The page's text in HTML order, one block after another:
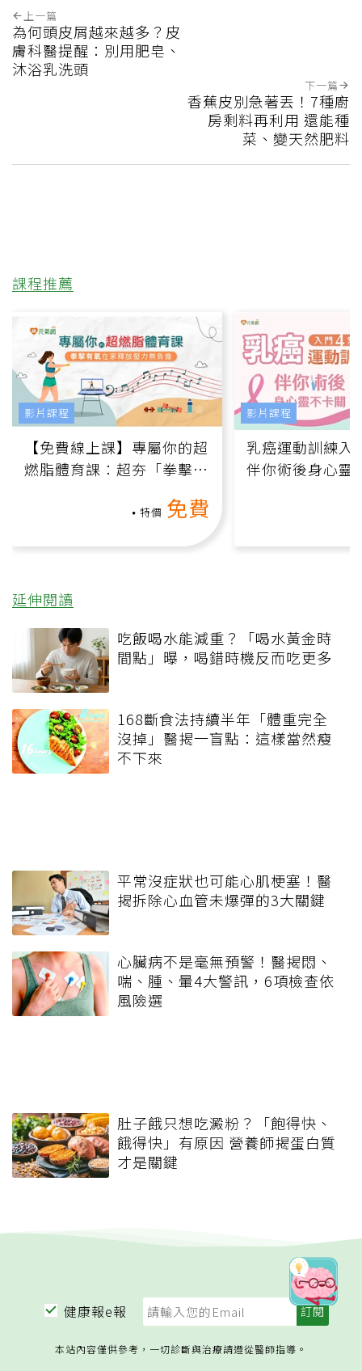
上一篇
為何頭皮屑越來越多？皮
膚科醫提醒：別用肥皂、
沐浴乳洗頭
下一篇
香蕉皮別急著丟！7種廚
房剩料再利用 還能種
菜、變天然肥料
課程推薦
【免費線上課】專屬你的超
燃脂體育課：超夯「拳擊有
特價 免費
影片課程
乳癌運動訓練入
伴你術後身心靈
影片課程
延伸閱讀
吃飯喝水能減重？「喝水黃金時
間點」曝，喝錯時機反而吃更多
168斷食法持續半年「體重完全
沒掉」醫揭一盲點：這樣當然瘦
不下來
平常沒症狀也可能心肌梗塞！醫
揭拆除心血管未爆彈的3大關鍵
心臟病不是毫無預警！醫揭悶、
喘、腫、暈4大警訊，6項檢查依
風險選
肚子餓只想吃澱粉？「飽得快、
餓得快」有原因 營養師揭蛋白質
才是關鍵
健康報e報
本站內容僅供參考，一切診斷與治療請遵從醫師指導。